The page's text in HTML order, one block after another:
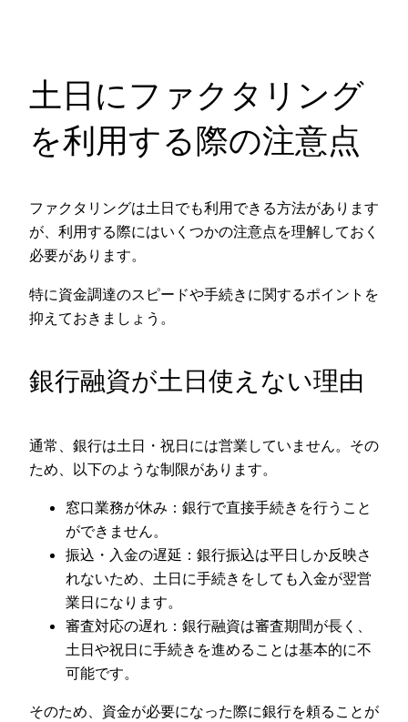
土日にファクタリング
を利用する際の注意点
ファクタリングは土日でも利用できる方法があります
が、利用する際にはいくつかの注意点を理解しておく
必要があります。
特に資金調達のスピードや手続きに関するポイントを
抑えておきましょう。
銀行融資が土日使えない理由
通常、銀行は土日・祝日には営業していません。その
ため、以下のような制限があります。
窓口業務が休み：銀行で直接手続きを行うこと
ができません。
振込・入金の遅延：銀行振込は平日しか反映さ
れないため、土日に手続きをしても入金が翌営
業日になります。
審査対応の遅れ：銀行融資は審査期間が長く、
土日や祝日に手続きを進めることは基本的に不
可能です。
そのため、資金が必要になった際に銀行を頼ることが